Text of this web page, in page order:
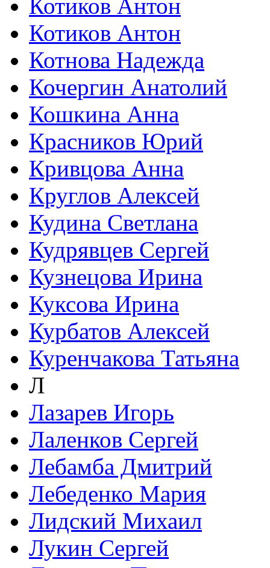
Котиков Антон
Котиков Антон
Котнова Надежда
Кочергин Анатолий
Кошкина Анна
Красников Юрий
Кривцова Анна
Круглов Алексей
Кудина Светлана
Кудрявцев Сергей
Кузнецова Ирина
Куксова Ирина
Курбатов Алексей
Куренчакова Татьяна
Л
Лазарев Игорь
Лаленков Сергей
Лебамба Дмитрий
Лебеденко Мария
Лидский Михаил
Лукин Сергей